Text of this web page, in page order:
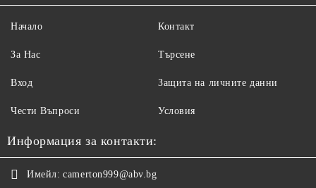
Начало
За Нас
Вход
Чести Въпроси
Контакт
Търсене
Защита на личните данни
Условия
Информация за контакти:
Имейл: camerton999@abv.bg